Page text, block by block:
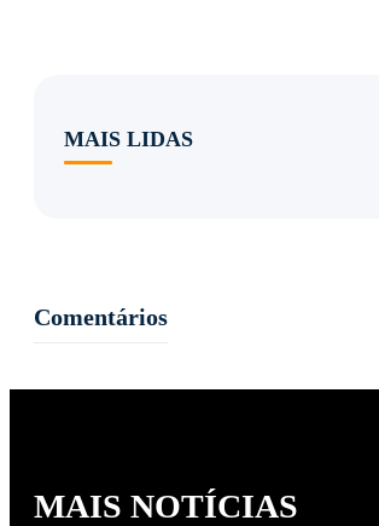
MAIS LIDAS
Comentários
MAIS NOTÍCIAS